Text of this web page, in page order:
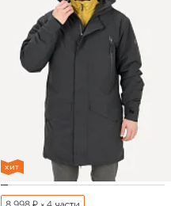
ХИТ